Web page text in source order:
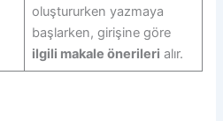
oluştururken yazmaya
başlarken, girişine göre
ilgili makale önerileri alır.